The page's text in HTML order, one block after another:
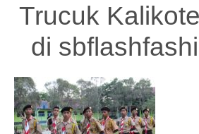
Trucuk
di